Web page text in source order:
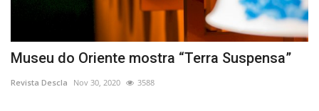
Museu do Oriente mostra “Terra Suspensa”
Revista Descla Nov 30, 2020 3588